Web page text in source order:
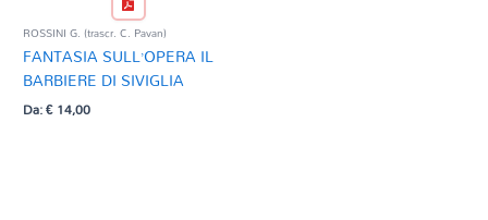
ROSSINI G. (trascr. C. Pavan)
FANTASIA SULL’OPERA IL
BARBIERE DI SIVIGLIA
Da:€14,00